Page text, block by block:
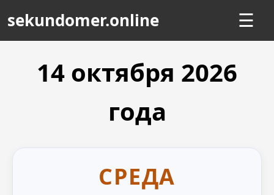
sekundomer.online ☰
14 октября 2026
года
СРЕДА